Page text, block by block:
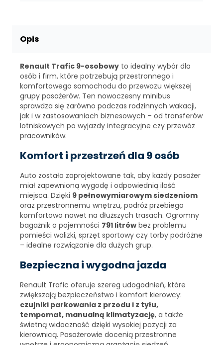
Opis
Renault Trafic 9-osobowy to idealny wybór dla
osób i firm, które potrzebują przestronnego i
komfortowego samochodu do przewozu większej
grupy pasażerów. Ten nowoczesny minibus
sprawdza się zarówno podczas rodzinnych wakacji,
jak i w zastosowaniach biznesowych – od transferów
lotniskowych po wyjazdy integracyjne czy przewóz
pracowników.
Komfort i przestrzeń dla 9 osób
Auto zostało zaprojektowane tak, aby każdy pasażer
miał zapewnioną wygodę i odpowiednią ilość
miejsca. Dzięki 9 pełnowymiarowym siedzeniom
oraz przestronnemu wnętrzu, podróż przebiega
komfortowo nawet na dłuższych trasach. Ogromny
bagażnik o pojemności 791 litrów bez problemu
pomieści walizki, sprzęt sportowy czy torby podróżne
– idealne rozwiązanie dla dużych grup.
Bezpieczna i wygodna jazda
Renault Trafic oferuje szereg udogodnień, które
zwiększają bezpieczeństwo i komfort kierowcy:
czujniki parkowania z przodu i z tyłu,
tempomat, manualną klimatyzację, a także
świetną widoczność dzięki wysokiej pozycji za
kierownicą. Pasażerowie docenią przestronne